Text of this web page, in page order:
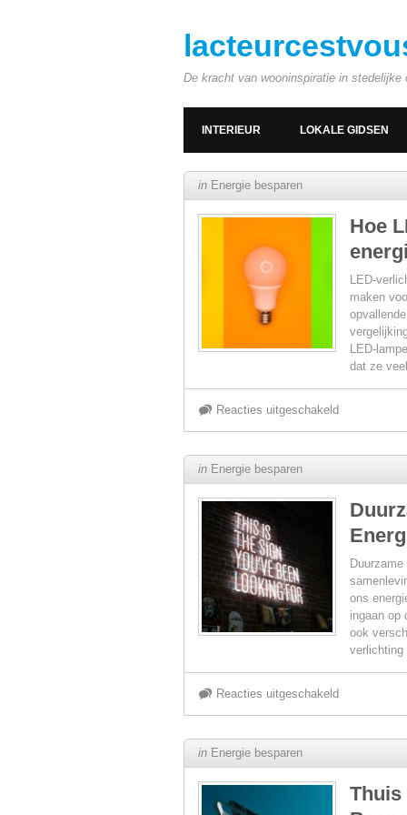
De kracht van wooninspiratie in stedelijke
INTERIEUR LOKALE GIDSEN
in Energie besparen
Hoe
LED-
maken
LED-
dat ze
Reacties uitgeschakeldvoor
verlichting
helpt
om
te
verlagen
in Energie besparen
ons
ingaan op
ook
Reacties uitgeschakeldvoor
in Energie besparen
Thuis